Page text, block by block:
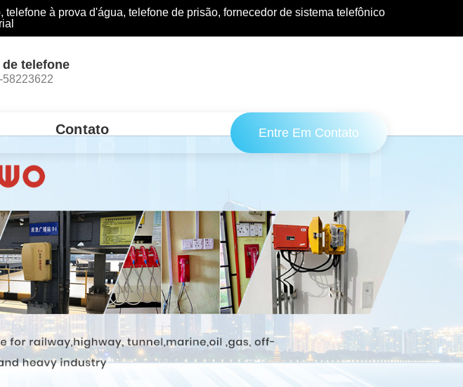
à prova d'água, telefone de prisão, fornecedor de sistema telefônico
de telefone
Contato Entre Em Contato